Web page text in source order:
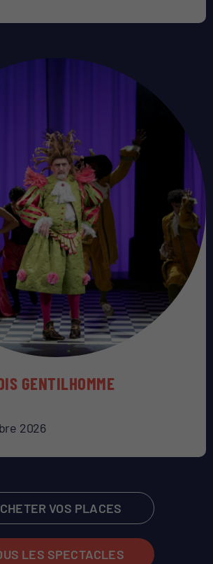
GENTILHOMME
2026
VOS PLACES
LES SPECTACLES